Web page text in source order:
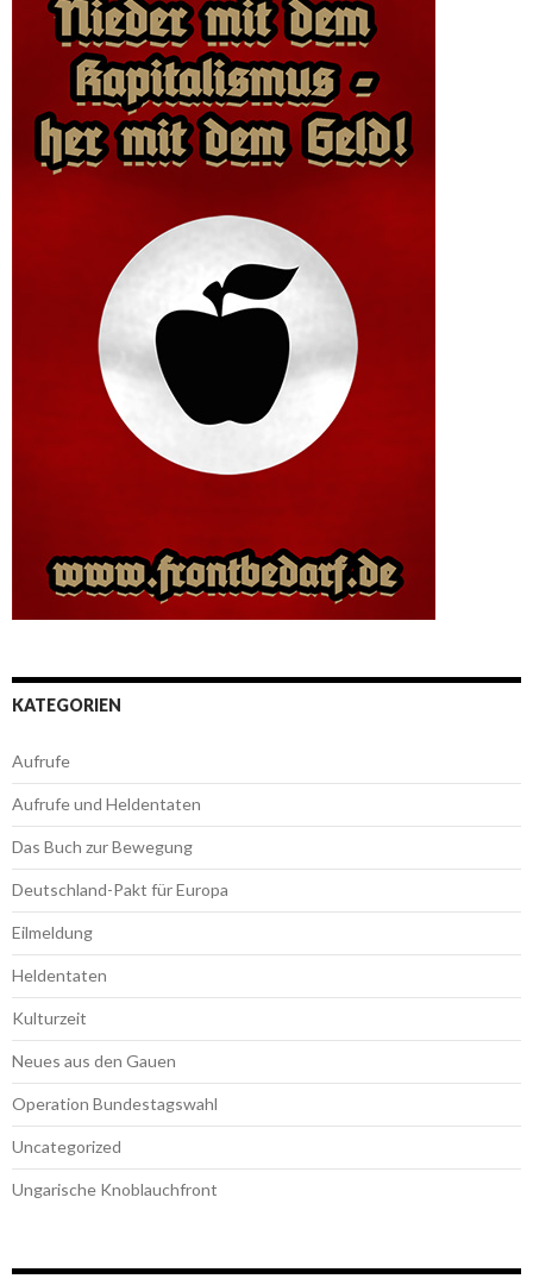
KATEGORIEN
Aufrufe
Aufrufe und Heldentaten
Das Buch zur Bewegung
Deutschland-Pakt für Europa
Eilmeldung
Heldentaten
Kulturzeit
Neues aus den Gauen
Operation Bundestagswahl
Uncategorized
Ungarische Knoblauchfront